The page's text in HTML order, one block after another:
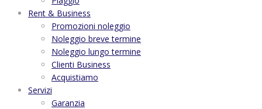
Rent & Business
Promozioni noleggio
Noleggio breve termine
Noleggio lungo termine
Clienti Business
Acquistiamo
Servizi
Garanzia